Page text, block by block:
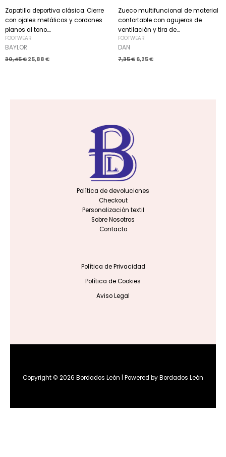
Zapatilla deportiva clásica. Cierre
con ojales metálicos y cordones
planos al tono....
FOOTWEAR
BAYLOR
30,45€ 25,88 €
Zueco multifuncional de material
confortable con agujeros de
ventilación y tira de...
FOOTWEAR
DAN
7,35€ 6,25€
Política de devoluciones
Checkout
Personalización textil
Sobre Nosotros
Contacto
Política de Privacidad
Política de Cookies
Aviso Legal
Copyright © 2026 Bordados León | Powered by Bordados León